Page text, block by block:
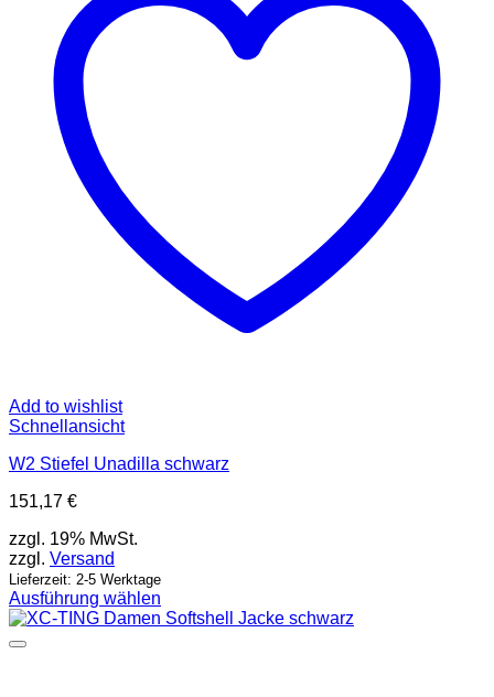
Optionen
können
Produktseite
gewählt
werden
Add to wishlist
Schnellansicht
W2 Stiefel Unadilla schwarz
151,17 €
zzgl. 19% MwSt.
zzgl. Versand
Lieferzeit: 2-5 Werktage
Ausführung wählen
Dieses
Produkt